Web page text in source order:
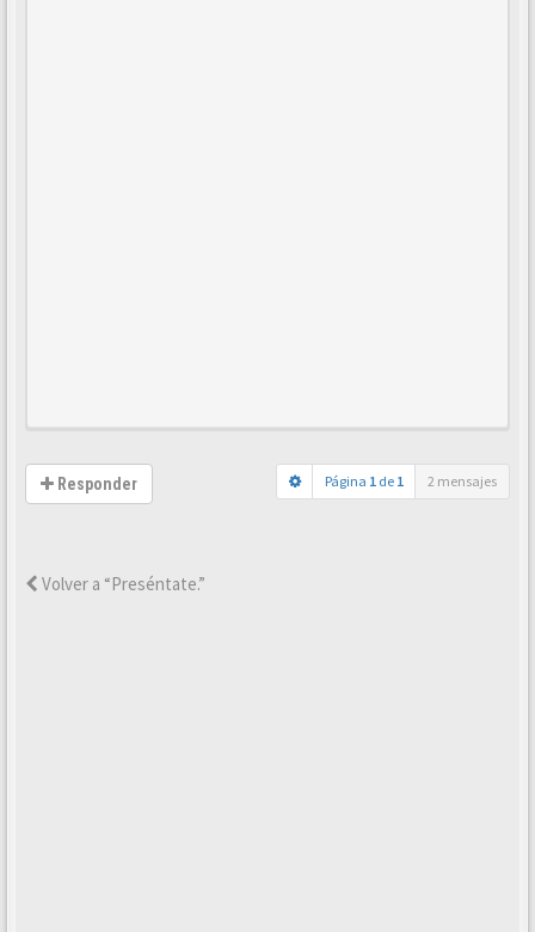
Responder Página 1 de 1 2 mensajes
Volver a “Preséntate.”